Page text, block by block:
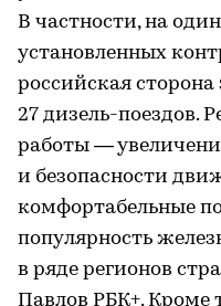
В частности, на
установленных
российская
27 дизель-поездов.
работы —
и безопасности
комфортабельные
популярность
в ряде регионов
Павлов РБК+. Кроме